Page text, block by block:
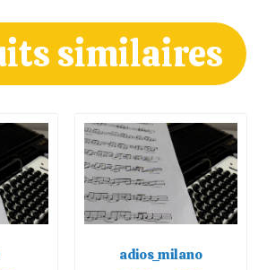
similaires
adios_milano